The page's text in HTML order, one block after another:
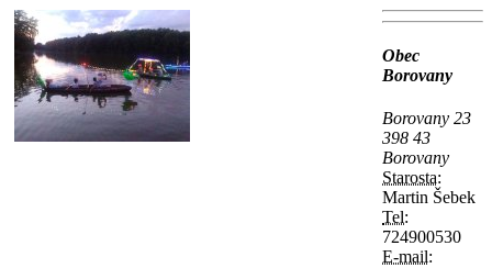
Obec
Borovany
Borovany 23
398 43
Borovany
Starosta:
Martin Šebek
Tel:
724900530
E-mail: